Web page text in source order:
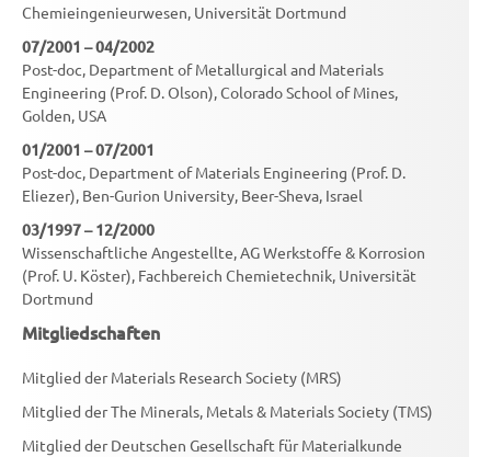
Chemieingenieurwesen, Universität Dortmund
07/2001 – 04/2002
Post-doc, Department of Metallurgical and Materials
Engineering (Prof. D. Olson), Colorado School of Mines,
Golden, USA
01/2001 – 07/2001
Post-doc, Department of Materials Engineering (Prof. D.
Eliezer), Ben-Gurion University, Beer-Sheva, Israel
03/1997 – 12/2000
Wissenschaftliche Angestellte, AG Werkstoffe & Korrosion
(Prof. U. Köster), Fachbereich Chemietechnik, Universität
Dortmund
Mitgliedschaften
Mitglied der Materials Research Society (MRS)
Mitglied der The Minerals, Metals & Materials Society (TMS)
Mitglied der Deutschen Gesellschaft für Materialkunde